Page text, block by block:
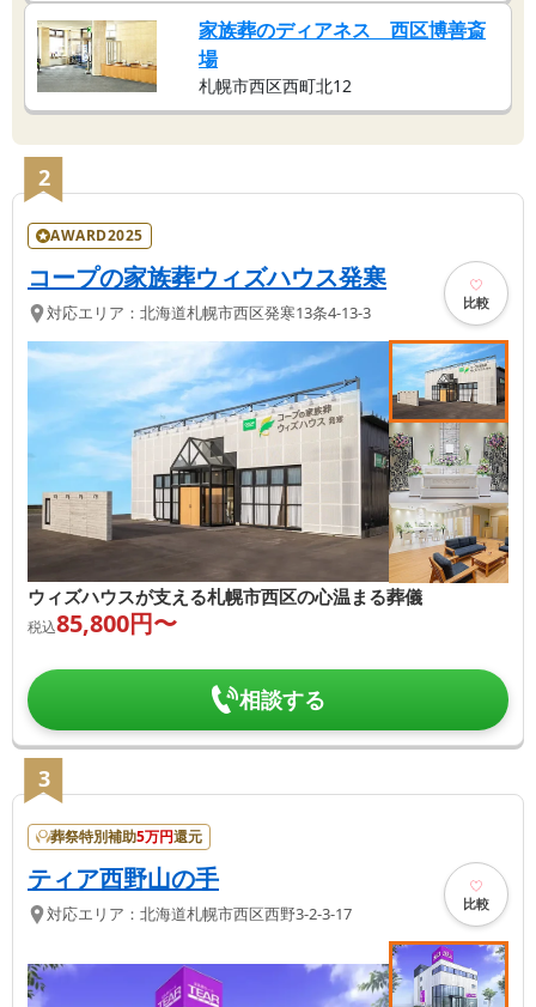
家族葬のディアネス 西区博善斎
場
札幌市西区西町北12
2
AWARD2025
コープの家族葬ウィズハウス発寒
対応エリア： 北海道札幌市西区発寒13条4-13-3 比較
ウィズハウスが支える札幌市西区の心温まる葬儀
税込85,800円〜
相談する
3
葬祭特別補助5万円還元
ティア西野山の手
対応エリア： 北海道札幌市西区西野3-2-3-17 比較